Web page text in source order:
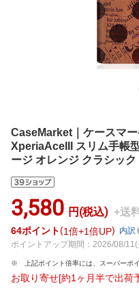
CaseMarket｜ケースマ
XperiaAceIII スリム手帳
ージ オレンジ クラシッ
3,580 円(税込) +送
64ポイント 1倍 1倍UP
内訳
ポイントアップ期間：2026/08/
上記ポイント倍率には、スーパーポ
お取り寄せ[約1ヶ月半で出荷